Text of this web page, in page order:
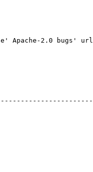
Apache-2.0 bugs'